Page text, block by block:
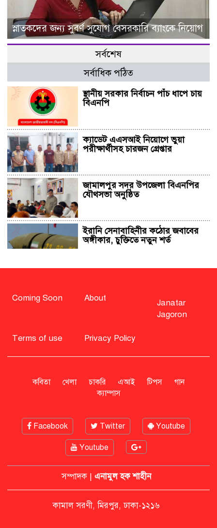
স্নাতকদের জন্য সুবর্ণ সুযোগ বেসরকারি ব্যাংকে নিয়োগ
সর্বশেষ
সর্বাধিক পঠিত
স্থানীয় সরকার নির্বাচন পাঁচ ধাপে চায়
বিএনপি
ক্যাডেট এএসআই নিয়োগে ভুয়া
পরীক্ষার্থীসহ চারজন গ্রেপ্তার
জামালপুর সদর উপজেলা বিএনপির
যৌথসভা অনুষ্ঠিত
ইরানি সেনাবাহিনীর কঠোর জবাবের
অঙ্গীকার, চুক্তিতে নতুন শর্ত
বিএনপি নিয়ে জামায়াতের মন্তব্যে
এনসিপি
সাহাবুদ্দিন
মশার কয়েল জ্বালাতে বিস্ফোরণে দগ্ধ
পোশাকশ্রমিক দম্পতি
নিট প্রশ্নফাঁস নিয়ে নীরবতা ভাঙলেন
মোদি, আন্দোলন অব্যাহত ভারতে
Coming Soon About
Janatar
Jagoron
Terms of use Privacy Policy
কবিতা খেলা চাকরি এআই টিপস
গান
ক্যাম্পাস
Facebook Twitter Youtube
Youtube
সম্পাদক | এনামুল হক শাহীন
কামাল সরণী, মিরপুর, ঢাকা-১২১৬